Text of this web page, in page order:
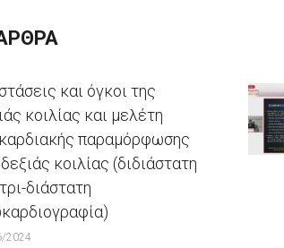
και όγκοι της
κοιλίας και μελέτη
παραμόρφωσης
κοιλίας (διδιάστατη
διάστατη
2024